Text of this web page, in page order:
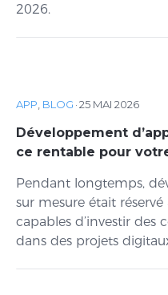
2026.
APP BLOG ·25 MAI 2026
Développement
ce rentable pour
Pendant longtemps,
sur mesure était
capables d’investir des
dans des projets